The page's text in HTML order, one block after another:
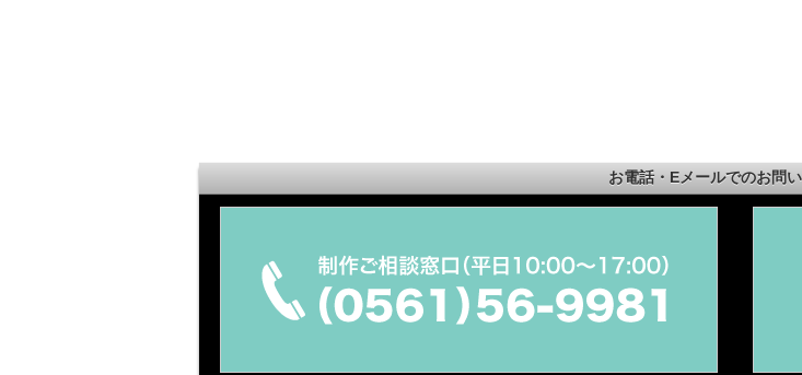
お電話・Eメールでのお問